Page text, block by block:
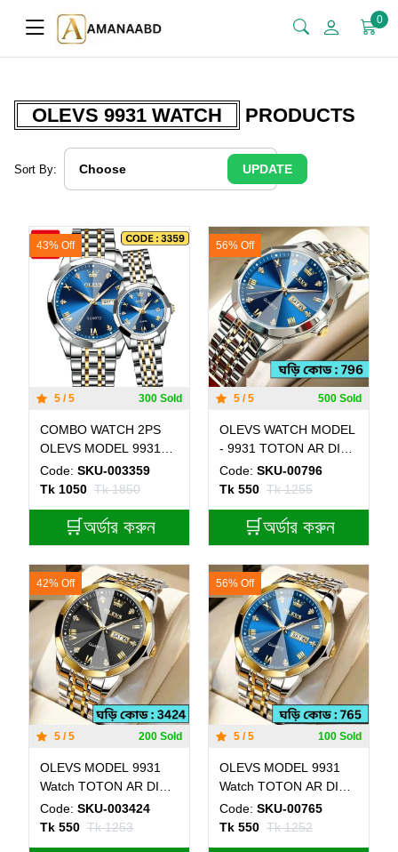
0
OLEVS 9931 WATCH PRODUCTS
Sort By: UPDATE
43% Off
5 / 5 300 Sold
COMBO WATCH 2PS
OLEVS MODEL 9931
TOTON DIAL BLUE
MAN 1PS + WOMEN
Code: SKU-003359
Tk 1050 Tk 1850
🛒অর্ডার করুন
56% Off
5 / 5 500 Sold
OLEVS WATCH MODEL
- 9931 TOTON AR DIAL
BLUE - MAN WATCH
LOCK PUSH + এক পিস
Code: SKU-00796
Tk 550 Tk 1255
🛒অর্ডার করুন
42% Off
5 / 5 200 Sold
OLEVS MODEL 9931
Watch TOTON AR DIAL
BLACK ROUND
GOLDEN COLOUR - -
Code: SKU-003424
Tk 550 Tk 1253
56% Off
5 / 5 100 Sold
OLEVS MODEL 9931
Watch TOTON AR DIAL
BLUE ROUND GOLDEN
COLOUR - - MAN
Code: SKU-00765
Tk 550 Tk 1252